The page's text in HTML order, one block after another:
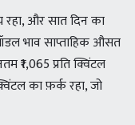
रहा, और सात दिन का
भाव साप्ताहिक औसत
₹1,065 प्रति क्विंटल
का फ़र्क रहा, जो